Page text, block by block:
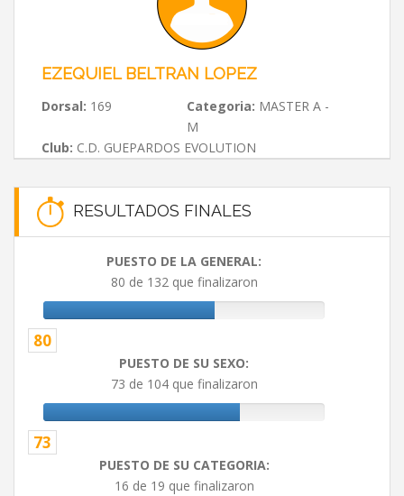
EZEQUIEL BELTRAN LOPEZ
Dorsal: 169 Categoria: MASTER A -
M
Club: C.D. GUEPARDOS EVOLUTION
RESULTADOS FINALES
PUESTO DE LA GENERAL:
80 de 132 que finalizaron
80
PUESTO DE SU SEXO:
73 de 104 que finalizaron
73
PUESTO DE SU CATEGORIA:
16 de 19 que finalizaron